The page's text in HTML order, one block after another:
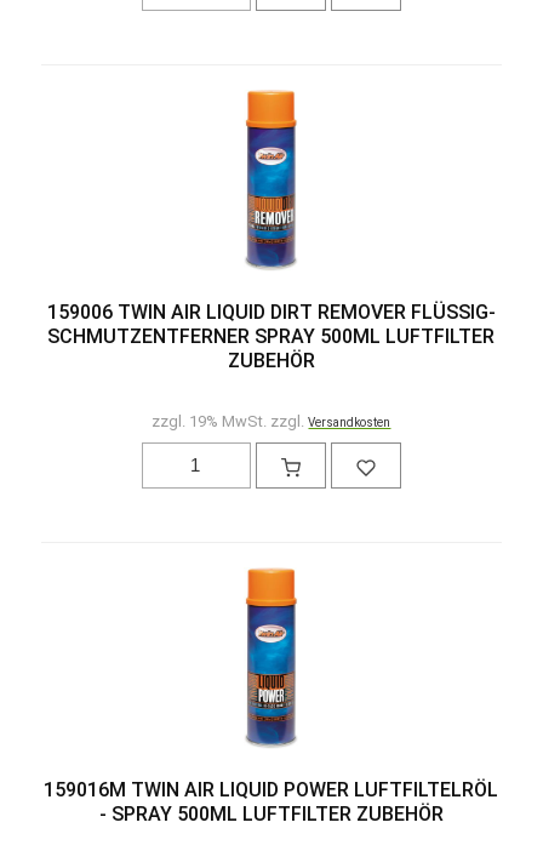
159006 TWIN AIR LIQUID DIRT REMOVER FLÜSSIG-
SCHMUTZENTFERNER SPRAY 500ML LUFTFILTER
ZUBEHÖR
zzgl. 19% MwSt. zzgl.Versandkosten
159016M TWIN AIR LIQUID POWER LUFTFILTELRÖL
- SPRAY 500ML LUFTFILTER ZUBEHÖR